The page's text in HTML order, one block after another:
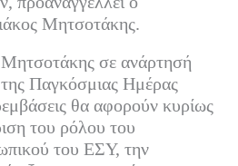
στ
εί
τε
Μητσοτάκης.
σε ανάρτησή
της Παγκόσμιας Ημέρας
θα αφορούν κυρίως
του ρόλου του
του ΕΣΥ, την